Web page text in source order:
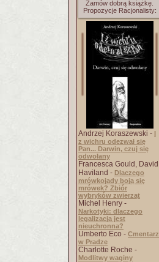
Zamów dobrą książkę.
Propozycje Racjonalisty:
Andrzej Koraszewski - I
z wichru odezwał się
Pan... Darwin, czuj się
odwołany
Francesca Gould, David
Haviland - Dlaczego
mrówkojady boją się
mrówek? Zbiór
wybryków zwierząt
Michel Henry -
Narkotyki: dlaczego
legalizacja jest
nieuchronna?
Umberto Eco - Cmentarz
w Pradze
Charlotte Roche -
Modlitwy waginy